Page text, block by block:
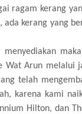
ragam kerang
kerang yang
Arun melalui
telah
karena kami
Hilton, dan